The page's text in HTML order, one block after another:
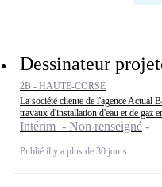
Dessinateur
2B - HAUTE-CORSE
La société cliente de l'agence Actual
travaux d'installation d'eau et de gaz
Intérim - Non renseigné
Publié il y a plus de 30 jours